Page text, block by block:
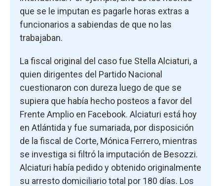
que se le imputan es pagarle horas extras a
funcionarios a sabiendas de que no las
trabajaban.
La fiscal original del caso fue Stella Alciaturi, a
quien dirigentes del Partido Nacional
cuestionaron con dureza luego de que se
supiera que había hecho posteos a favor del
Frente Amplio en Facebook. Alciaturi está hoy
en Atlántida y fue sumariada, por disposición
de la fiscal de Corte, Mónica Ferrero, mientras
se investiga si filtró la imputación de Besozzi.
Alciaturi había pedido y obtenido originalmente
su arresto domiciliario total por 180 días. Los